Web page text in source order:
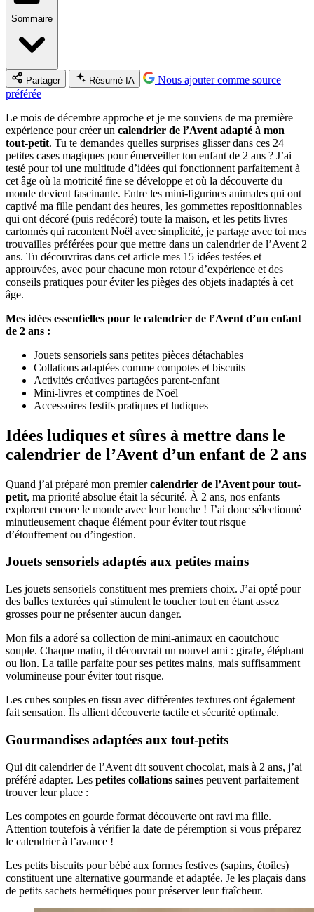
Sommaire
Partager Résumé IA
Nous ajouter comme source
préférée
Le mois de décembre approche et je me souviens de ma première
expérience pour créer un calendrier de l’Avent adapté à mon
tout-petit. Tu te demandes quelles surprises glisser dans ces 24
petites cases magiques pour émerveiller ton enfant de 2 ans ? J’ai
testé pour toi une multitude d’idées qui fonctionnent parfaitement à
cet âge où la motricité fine se développe et où la découverte du
monde devient fascinante. Entre les mini-figurines animales qui ont
captivé ma fille pendant des heures, les gommettes repositionnables
qui ont décoré (puis redécoré) toute la maison, et les petits livres
cartonnés qui racontent Noël avec simplicité, je partage avec toi mes
trouvailles préférées pour que mettre dans un calendrier de l’Avent 2
ans. Tu découvriras dans cet article mes 15 idées testées et
approuvées, avec pour chacune mon retour d’expérience et des
conseils pratiques pour éviter les pièges des objets inadaptés à cet
âge.
Mes idées essentielles pour le calendrier de l’Avent d’un enfant
de 2 ans :
Jouets sensoriels sans petites pièces détachables
Collations adaptées comme compotes et biscuits
Activités créatives partagées parent-enfant
Mini-livres et comptines de Noël
Accessoires festifs pratiques et ludiques
Idées ludiques et sûres à mettre dans le
calendrier de l’Avent d’un enfant de 2 ans
Quand j’ai préparé mon premiercalendrier de l’Avent pour tout-
petit, ma priorité absolue était la sécurité. À 2 ans, nos enfants
explorent encore le monde avec leur bouche ! J’ai donc sélectionné
minutieusement chaque élément pour éviter tout risque
d’étouffement ou d’ingestion.
Jouets sensoriels adaptés aux petites mains
Les jouets sensoriels constituent mes premiers choix. J’ai opté pour
des balles texturées qui stimulent le toucher tout en étant assez
grosses pour ne présenter aucun danger.
Mon fils a adoré sa collection de mini-animaux en caoutchouc
souple. Chaque matin, il découvrait un nouvel ami : girafe, éléphant
ou lion. La taille parfaite pour ses petites mains, mais suffisamment
volumineuse pour éviter tout risque.
Les cubes souples en tissu avec différentes textures ont également
fait sensation. Ils allient découverte tactile et sécurité optimale.
Gourmandises adaptées aux tout-petits
Qui dit calendrier de l’Avent dit souvent chocolat, mais à 2 ans, j’ai
préféré adapter. Les petites collations saines peuvent parfaitement
trouver leur place :
Les compotes en gourde format découverte ont ravi ma fille.
Attention toutefois à vérifier la date de péremption si vous préparez
le calendrier à l’avance !
Les petits biscuits pour bébé aux formes festives (sapins, étoiles)
constituent une alternative gourmande et adaptée. Je les plaçais dans
de petits sachets hermétiques pour préserver leur fraîcheur.